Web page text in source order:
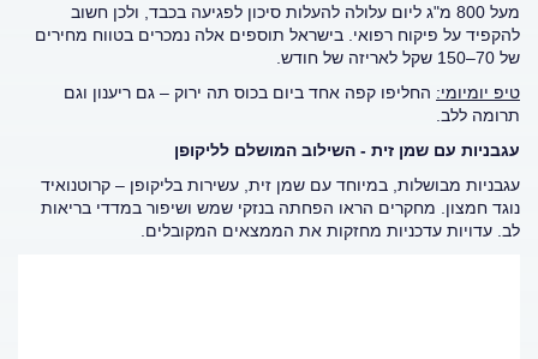
מעל 800 מ"ג ליום עלולה להעלות סיכון לפגיעה בכבד, ולכן חשוב
להקפיד על פיקוח רפואי. בישראל תוספים אלה נמכרים בטווח מחירים
של 70–150 שקל לאריזה של חודש.
טיפ יומיומי: החליפו קפה אחד ביום בכוס תה ירוק – גם ריענון וגם
תרומה ללב.
עגבניות עם שמן זית - השילוב המושלם לליקופן
עגבניות מבושלות, במיוחד עם שמן זית, עשירות בליקופן – קרוטנואיד
נוגד חמצון. מחקרים הראו הפחתה בנזקי שמש ושיפור במדדי בריאות
לב. עדויות עדכניות מחזקות את הממצאים המקובלים.